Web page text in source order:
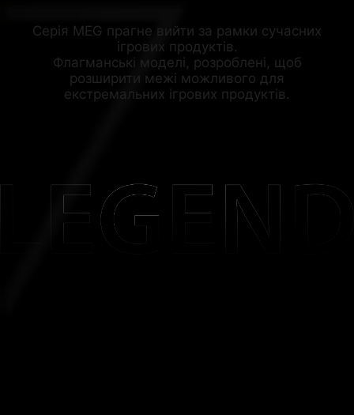
Серія MEG прагне вийти за рамки сучасних
ігрових продуктів.
Флагманські моделі, розроблені, щоб
розширити межі можливого для
екстремальних ігрових продуктів.